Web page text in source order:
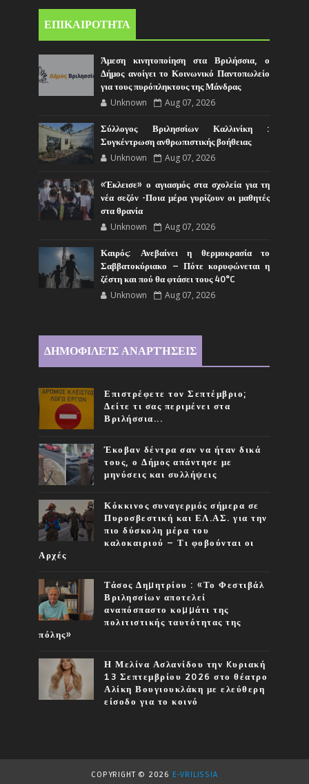
ΕΠΙΚΑΙΡΟΤΗΤΑ
Άμεση κινητοποίηση στα Βριλήσσια, ο
Δήμος ανοίγει το Κοινωνικό Παντοπωλείο
για τους πυρόπληκτους της Μάνδρας
Unknown Aug 07, 2026
Σύλλογος Βριλησσίων Καλλινίκη :
Συγκέντρωση ανθρωπιστικής βοήθειας
Unknown Aug 07, 2026
«Έκλεισε» ο αγιασμός στα σχολεία για τη
νέα σεζόν -Ποια μέρα γυρίζουν οι μαθητές
στα θρανία
Unknown Aug 07, 2026
Καιρός: Ανεβαίνει η θερμοκρασία το
Σαββατοκύριακο – Πότε κορυφώνεται η
ζέστη και πού θα φτάσει τους 40°C
Unknown Aug 07, 2026
ΔΗΜΟΦΙΛΕΊΣ ΑΝΑΡΤΉΣΕΙΣ
Επιστρέφετε τον Σεπτέμβριο;
Δείτε τι σας περιμένει στα
Βριλήσσια...
Έκοβαν δέντρα σαν να ήταν δικά
τους, ο Δήμος απάντησε με
μηνύσεις και συλλήψεις
Κόκκινος συναγερμός σήμερα σε
Πυροσβεστική και ΕΛ.ΑΣ. για την
πιο δύσκολη μέρα του
καλοκαιριού – Τι φοβούνται οι
Αρχές
Τάσος Δηµητρίου : «Το Φεστιβάλ
Βριλησσίων αποτελεί
αναπόσπαστο κοµµάτι της
πολιτιστικής ταυτότητας της
πόλης»
Η Μελίνα Ασλανίδου την Kυριακή
13 Σεπτεμβρίου 2026 στο θέατρο
Αλίκη Βουγιουκλάκη με ελεύθερη
είσοδο για το κοινό
COPYRIGHT © 2026 E-VRILISSIA